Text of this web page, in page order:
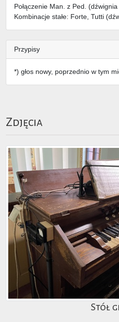
Połączenie Man. z Ped.
Kombinacje stałe: Forte, Tutti
Przypisy
*) głos nowy, poprzednio w tym
Zdjęcia
Stół